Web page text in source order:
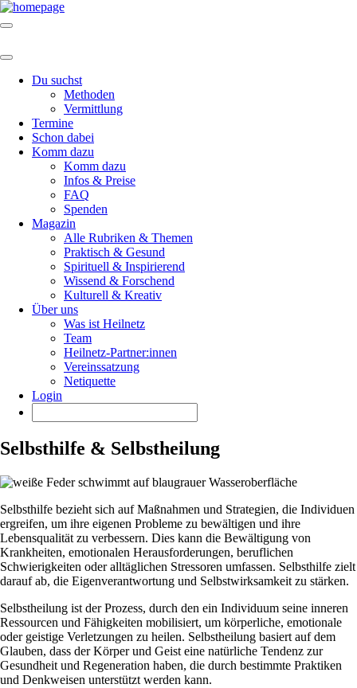
Du suchst
Methoden
Vermittlung
Termine
Schon dabei
Komm dazu
Komm dazu
Infos & Preise
FAQ
Spenden
Magazin
Alle Rubriken & Themen
Praktisch & Gesund
Spirituell & Inspirierend
Wissend & Forschend
Kulturell & Kreativ
Über uns
Was ist Heilnetz
Team
Heilnetz-Partner:innen
Vereinssatzung
Netiquette
Login
Selbsthilfe & Selbstheilung
Selbsthilfe bezieht sich auf Maßnahmen und Strategien, die Individuen
ergreifen, um ihre eigenen Probleme zu bewältigen und ihre
Lebensqualität zu verbessern. Dies kann die Bewältigung von
Krankheiten, emotionalen Herausforderungen, beruflichen
Schwierigkeiten oder alltäglichen Stressoren umfassen. Selbsthilfe zielt
darauf ab, die Eigenverantwortung und Selbstwirksamkeit zu stärken.
Selbstheilung ist der Prozess, durch den ein Individuum seine inneren
Ressourcen und Fähigkeiten mobilisiert, um körperliche, emotionale
oder geistige Verletzungen zu heilen. Selbstheilung basiert auf dem
Glauben, dass der Körper und Geist eine natürliche Tendenz zur
Gesundheit und Regeneration haben, die durch bestimmte Praktiken
und Denkweisen unterstützt werden kann.